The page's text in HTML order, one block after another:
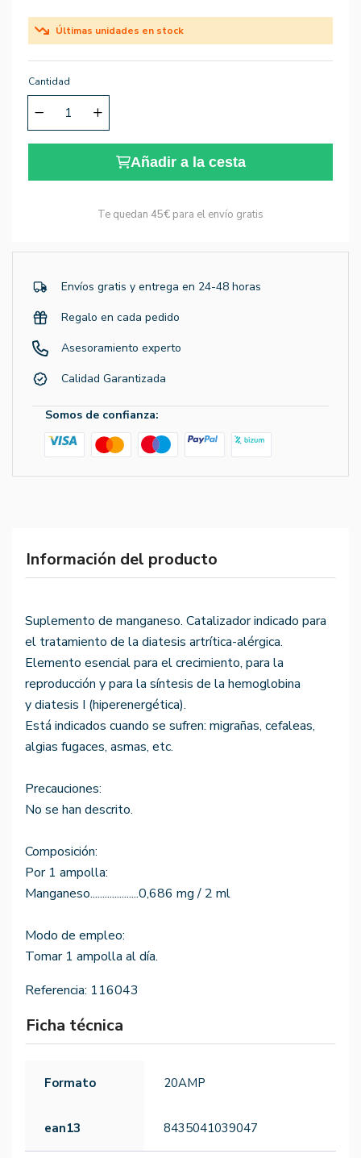
Últimas unidades en stock
Cantidad
Añadir a la cesta
Te quedan 45€ para el envío gratis
Envíos gratis y entrega en 24-48 horas
Regalo en cada pedido
Asesoramiento experto
Calidad Garantizada
Somos de confianza:
Información del producto
Suplemento de manganeso. Catalizador indicado para
el tratamiento de la diatesis artrítica-alérgica.
Elemento esencial para el crecimiento, para la
reproducción y para la síntesis de la hemoglobina
y diatesis I (hiperenergética).
Está indicados cuando se sufren: migrañas, cefaleas,
algias fugaces, asmas, etc.
Precauciones:
No se han descrito.
Composición:
Por 1 ampolla:
Manganeso....................0,686 mg / 2 ml
Modo de empleo:
Tomar 1 ampolla al día.
Referencia: 116043
Ficha técnica
Formato 20AMP
ean13 8435041039047